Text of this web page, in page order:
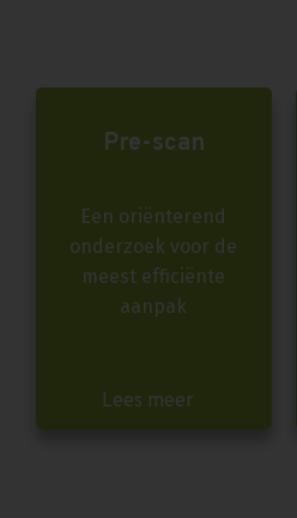
Pre-scan
Een oriënterend
onderzoek voor de
meest efficiënte
aanpak
Lees meer